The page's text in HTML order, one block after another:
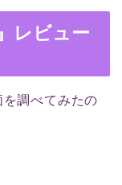
レビュー
調べてみたの